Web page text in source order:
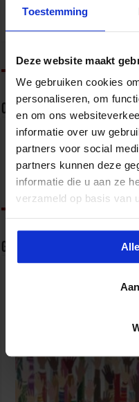
Toestemming
Deze website maakt
We gebruiken cookies
personaliseren, om
en om ons
informatie over uw
partners voor social
partners kunnen deze
informatie die u aan ze
verzameld op basis van
AI-beleid opstellen voor
Over sbo
Het
organiseert
& RO,
Gerelateerde Artikelen